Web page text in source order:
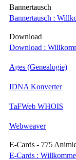
Bannertausch
Bannertausch :
Download
Download :
Ages (Genealogie)
IDNA Konverter
TaFWeb WHOIS
Webweaver
E-Cards - 775
E-Cards :